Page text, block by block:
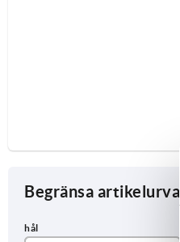
Begränsa artikelurval